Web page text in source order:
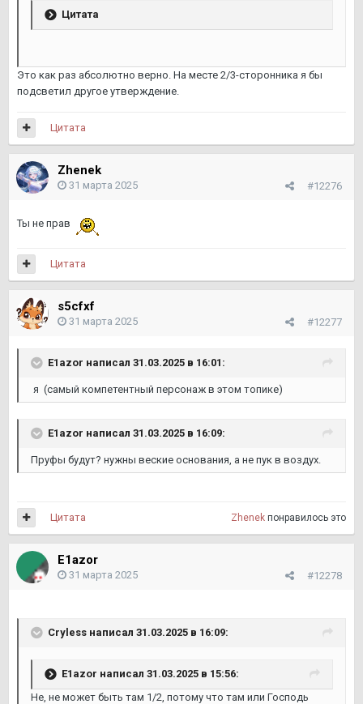
Цитата
Это как раз абсолютно верно. На месте 2/3-сторонника я бы
подсветил другое утверждение.
Цитата
Zhenek
#12276
31 марта 2025
Ты не прав
Цитата
s5cfxf
#12277
31 марта 2025
E1azor написал 31.03.2025 в 16:01:
я (самый компетентный персонаж в этом топике)
E1azor написал 31.03.2025 в 16:09:
Пруфы будут? нужны веские основания, а не пук в воздух.
Zhenek понравилось это
Цитата
E1azor
#12278
31 марта 2025
Cryless написал 31.03.2025 в 16:09:
E1azor написал 31.03.2025 в 15:56:
Не, не может быть там 1/2, потому что там или Господь